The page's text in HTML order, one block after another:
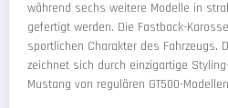
während sechs weitere Modelle in
gefertigt werden. Die Fastback-
sportlichen Charakter des Fahrzeugs.
zeichnet sich durch einzigartige
Mustang von regulären GT500-